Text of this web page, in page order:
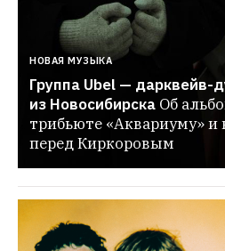
НОВАЯ МУЗЫКА
Группа Ubel — дарквейв-
из Новосибирска Об
трибьюте «Аквариуму»
перед Киркоровым